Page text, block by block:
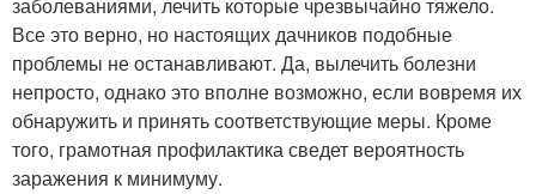
заболеваниями, лечить которые чрезвычайно тяжело.
Все это верно, но настоящих дачников подобные
проблемы не останавливают. Да, вылечить болезни
непросто, однако это вполне возможно, если вовремя их
обнаружить и принять соответствующие меры. Кроме
того, грамотная профилактика сведет вероятность
заражения к минимуму.